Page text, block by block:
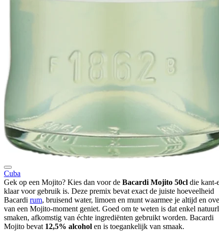
Cuba
Gek op een Mojito? Kies dan voor de Bacardi Mojito 50cl die kant-
klaar voor gebruik is. Deze premix bevat exact de juiste hoeveelheid
Bacardi rum, bruisend water, limoen en munt waarmee je altijd en
van een Mojito-moment geniet. Goed om te weten is dat enkel
smaken, afkomstig van échte ingrediënten gebruikt worden. Bacardi
Mojito bevat 12,5% alcohol en is toegankelijk van smaak.